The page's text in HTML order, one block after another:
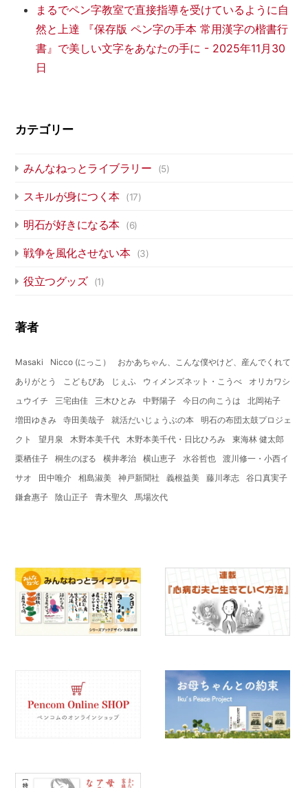
まるでペン字教室で直接指導を受けているように自
然と上達 『保存版 ペン字の手本 常用漢字の楷書行
書』で美しい文字をあなたの手に - 2025年11月30
日
カテゴリー
みんなねっとライブラリー (5)
スキルが身につく本 (17)
明石が好きになる本 (6)
戦争を風化させない本 (3)
役立つグッズ (1)
著者
Masaki Nicco (にっこ）
おかあちゃん、こんな僕やけど、産んでくれて
ありがとう
こどもぴあ じぇふ ウィメンズネット・こうべ
オリカワシ
ュウイチ
三宅由佳 三木ひとみ 中野陽子 今日の向こうは
北岡祐子
増田ゆきみ
寺田美哉子 就活だいじょうぶの本
明石の布団太鼓プロジェ
クト
望月泉 木野本美千代 木野本美千代・日比ひろみ
東海林 健太郎
栗栖佳子
桐生のぼる 横井孝治 横山恵子 水谷哲也
渡川修一・小西イ
サオ
田中唯介 相島淑美 神戸新聞社 義根益美 藤川孝志
谷口真実子
鎌倉惠子
陰山正子 青木聖久 馬場次代